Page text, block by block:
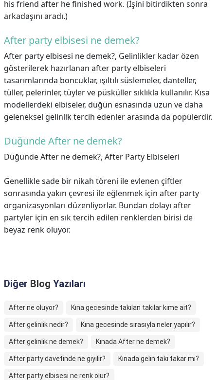
his friend after he finished work. (İşini bitirdikten sonra
arkadaşını aradı.)
After party elbisesi ne demek?
After party elbisesi ne demek?, Gelinlikler kadar özen
gösterilerek hazırlanan after party elbiseleri
tasarımlarında boncuklar, ışıltılı süslemeler, danteller,
tüller, pelerinler, tüyler ve püsküller sıklıkla kullanılır. Kısa
modellerdeki elbiseler, düğün esnasında uzun ve daha
geleneksel gelinlik tercih edenler arasında da popülerdir.
Düğünde After ne demek?
Düğünde After ne demek?, After Party Elbiseleri
Genellikle sade bir nikah töreni ile evlenen çiftler
sonrasında yakın çevresi ile eğlenmek için after party
organizasyonları düzenliyorlar. Bundan dolayı after
partyler için en sık tercih edilen renklerden birisi de
beyaz renk oluyor.
Diğer Blog Yazıları
After ne oluyor? Kına gecesinde takılan takılar kime ait?
After gelinlik nedir? Kına gecesinde sırasıyla neler yapılır?
After gelinlik ne demek? Kınada After ne demek?
After party davetinde ne giyilir? Kınada gelin takı takar mı?
After party elbisesi ne renk olur?